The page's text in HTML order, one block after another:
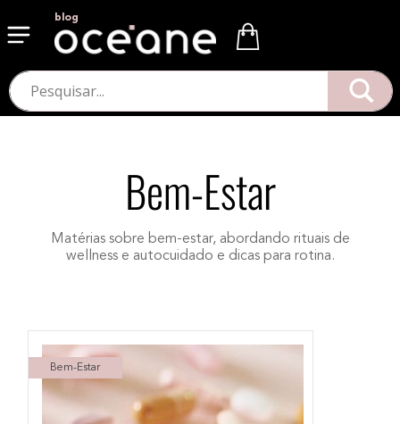
blog
Bem-Estar
Matérias sobre bem-estar, abordando rituais de
wellness e autocuidado e dicas para rotina.
Bem-Estar